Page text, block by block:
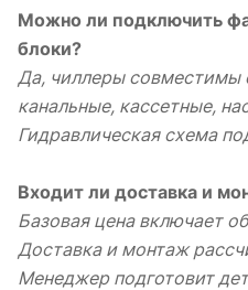
Можно ли подключить
блоки?
Да, чиллеры совместимы
канальные, кассетные,
Гидравлическая схема
Входит ли доставка и
Базовая цена включает
Доставка и монтаж
Менеджер подготовит